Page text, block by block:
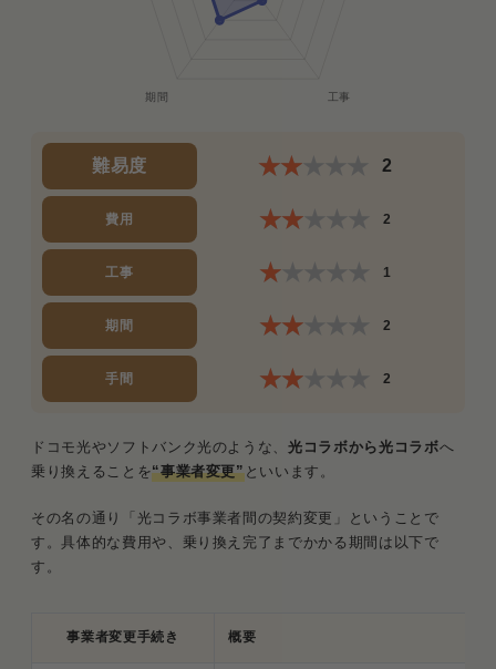
難易度 2
費用 2
工事 1
期間 2
手間 2
ドコモ光やソフトバンク光のような、光コラボから光コラボへ
乗り換えることを“事業者変更”といいます。
その名の通り「光コラボ事業者間の契約変更」ということで
す。具体的な費用や、乗り換え完了までかかる期間は以下で
す。
事業者変更手続き 概要